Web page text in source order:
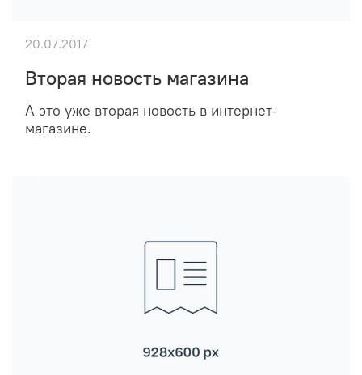
Вторая новость магазина
А это уже вторая новость в интернет-
магазине.
20.07.2017